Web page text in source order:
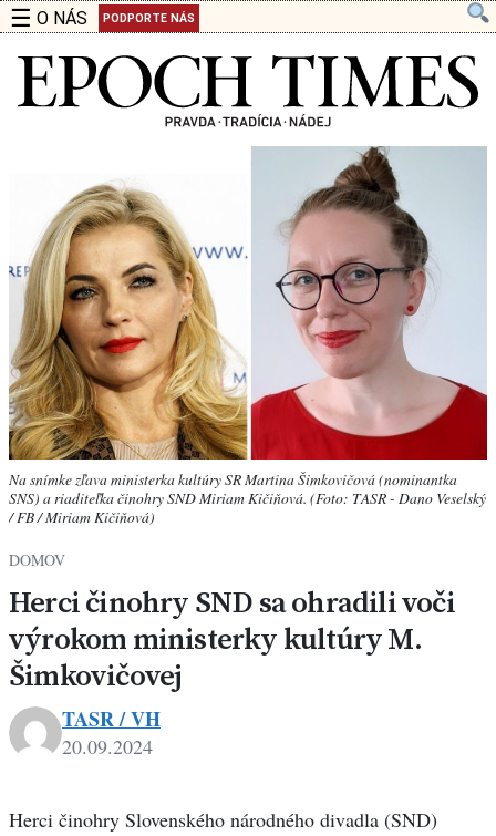
☰ O NÁS PODPORTE NÁS
Na snímke zľava ministerka kultúry SR Martina Šimkovičová (nominantka
SNS) a riaditeľka činohry SND Miriam Kičiňová. (Foto: TASR - Dano Veselský
/ FB / Miriam Kičiňová)
DOMOV
Herci činohry SND sa ohradili voči
výrokom ministerky kultúry M.
Šimkovičovej
TASR / VH
20.09.2024
Herci činohry Slovenského národného divadla (SND)